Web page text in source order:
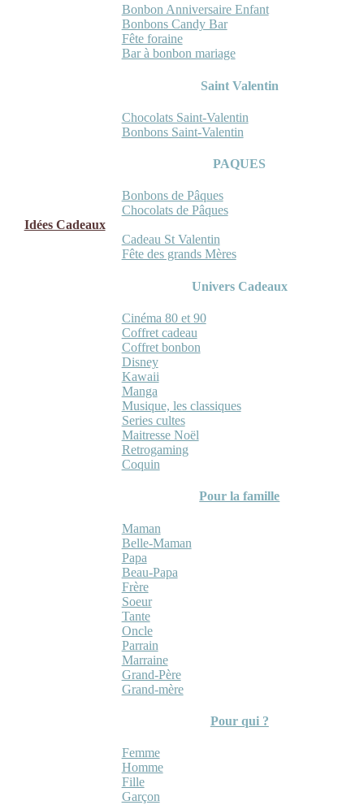
Bonbon Anniversaire Enfant
Bonbons Candy Bar
Fête foraine
Bar à bonbon mariage
Saint Valentin
Chocolats Saint-Valentin
Bonbons Saint-Valentin
PAQUES
Bonbons de Pâques
Chocolats de Pâques
Idées Cadeaux
Cadeau St Valentin
Fête des grands Mères
Univers Cadeaux
Cinéma 80 et 90
Coffret cadeau
Coffret bonbon
Disney
Kawaii
Manga
Musique, les classiques
Series cultes
Maitresse Noël
Retrogaming
Coquin
Pour la famille
Maman
Belle-Maman
Papa
Beau-Papa
Frère
Soeur
Tante
Oncle
Parrain
Marraine
Grand-Père
Grand-mère
Pour qui ?
Femme
Homme
Fille
Garçon